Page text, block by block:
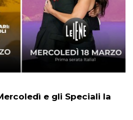
e gli Speciali la